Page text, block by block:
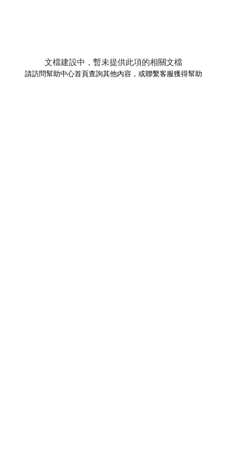
文檔建設中，暫未提供此項的相關文檔
請訪問幫助中心首頁查詢其他內容，或聯繫客服獲得幫助